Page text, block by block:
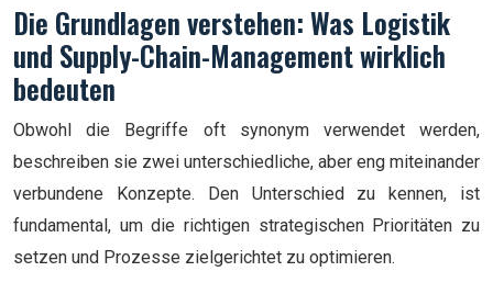
Die Grundlagen verstehen: Was Logistik
und Supply-Chain-Management wirklich
bedeuten
Obwohl die Begriffe oft synonym verwendet werden,
beschreiben sie zwei unterschiedliche, aber eng miteinander
verbundene Konzepte. Den Unterschied zu kennen, ist
fundamental, um die richtigen strategischen Prioritäten zu
setzen und Prozesse zielgerichtet zu optimieren.